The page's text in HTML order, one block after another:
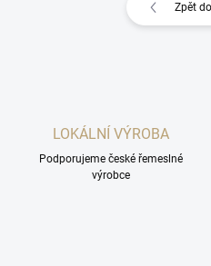
Zpět
LOKÁLNÍ VÝROBA
Podporujeme české řemeslné
výrobce